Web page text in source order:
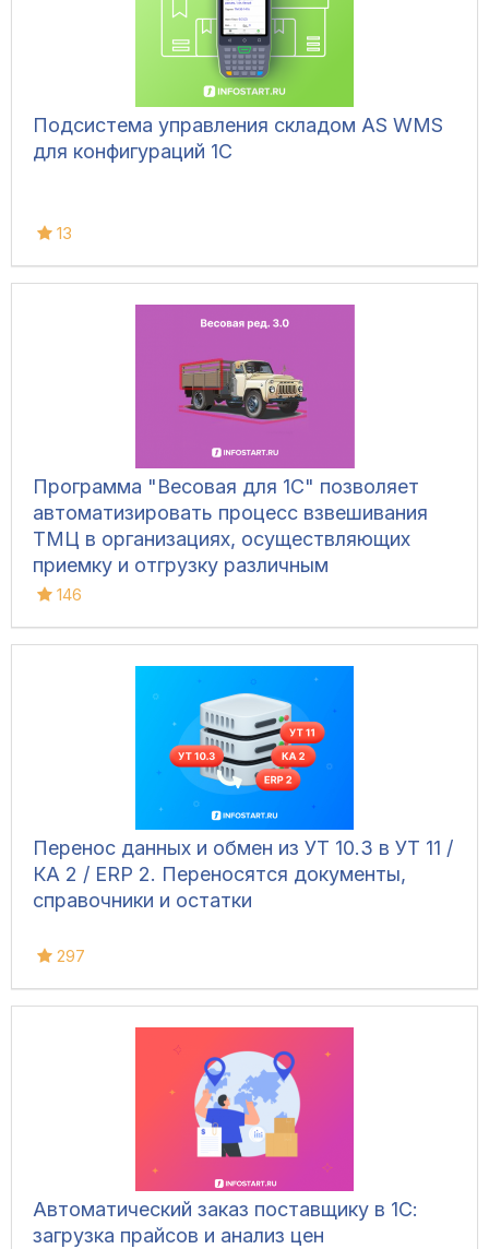
Подсистема управления складом AS WMS
для конфигураций 1С
13
Программа "Весовая для 1С" позволяет
автоматизировать процесс взвешивания
ТМЦ в организациях, осуществляющих
приемку и отгрузку различным
транспортом, для ведения складского
Конфигурация позволяет фиксировать вес
вручную, напрямую с весов, а также
управлять дополнительным
оборудованием и контролировать
движение транспорта.
146
Перенос данных и обмен из УТ 10.3 в УТ 11 /
КА 2 / ERP 2. Переносятся документы,
справочники и остатки
297
Автоматический заказ поставщику в 1С:
загрузка прайсов и анализ цен